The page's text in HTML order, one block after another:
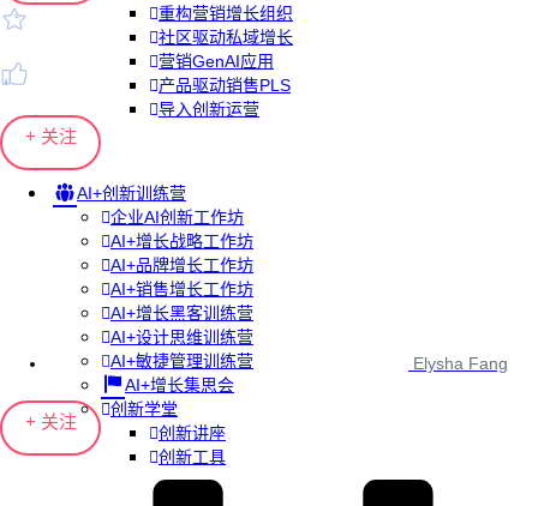
重构营销增长组织
社区驱动私域增长
营销GenAI应用
产品驱动销售PLS
导入创新运营
AI+创新训练营
企业AI创新工作坊
AI+增长战略工作坊
AI+品牌增长工作坊
AI+销售增长工作坊
AI+增长黑客训练营
AI+设计思维训练营
AI+敏捷管理训练营
AI+增长集思会
创新学堂
创新讲座
创新工具
+ 关注
Elysha Fang
+ 关注